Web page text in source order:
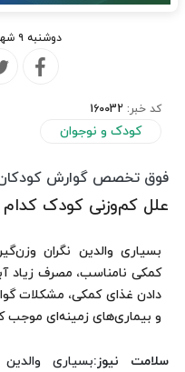
دوشنبه ۹ شهریور ۱۳۹۴ - ۱۴:۵۹
کد خبر: 160032
کودک و نوجوان
فوق تخصص گوارش
علل کم‌وزنی کودک
بسیاری والدین نگران
کمکی نامناسب، مصرف زیاد
دادن غذای کمکی، مشکلات
و بیماری‌های زمینه‌ای
سلامت نیوز:بسیاری